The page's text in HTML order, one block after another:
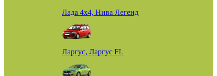
Лада 4х4, Нива Легенд
Ларгус, Ларгус FL